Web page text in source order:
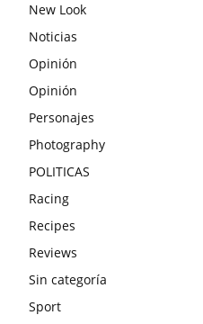
New Look
Noticias
Opinión
Opinión
Personajes
Photography
POLITICAS
Racing
Recipes
Reviews
Sin categoría
Sport